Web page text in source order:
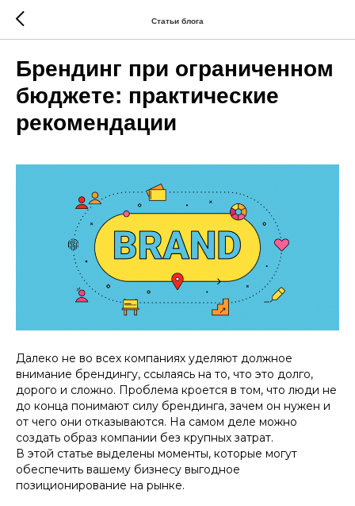
Статьи блога
Брендинг при ограниченном
бюджете: практические
рекомендации
Далеко не во всех компаниях уделяют должное
внимание брендингу, ссылаясь на то, что это долго,
дорого и сложно. Проблема кроется в том, что люди не
до конца понимают силу брендинга, зачем он нужен и
от чего они отказываются. На самом деле можно
создать образ компании без крупных затрат.
В этой статье выделены моменты, которые могут
обеспечить вашему бизнесу выгодное
позиционирование на рынке.